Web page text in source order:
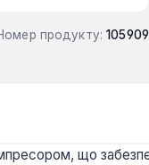
продукту: 105909
що